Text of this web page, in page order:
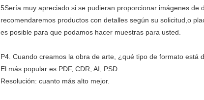
5Sería muy apreciado si se pudieran proporcionar imágenes de
recomendaremos productos con detalles según su solicitud,o
es posible para que podamos hacer muestras para usted.
P4. Cuando creamos la obra de arte, ¿qué tipo de formato está
El más popular es PDF, CDR, AI, PSD.
Resolución: cuanto más alto mejor.